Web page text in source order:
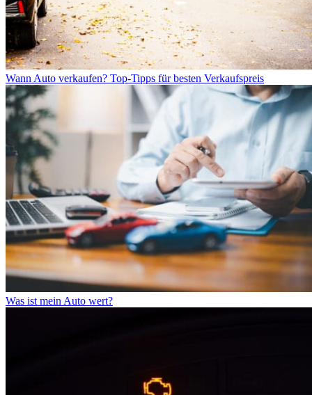
Wann Auto verkaufen? Top-Tipps für besten Verkaufspreis
Was ist mein Auto wert?